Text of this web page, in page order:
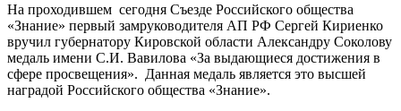
На проходившем сегодня Съезде Российского общества
«Знание» первый замруководителя АП РФ Сергей Кириенко
вручил губернатору Кировской области Александру Соколову
медаль имени С.И. Вавилова «За выдающиеся достижения в
сфере просвещения». Данная медаль является это высшей
наградой Российского общества «Знание».